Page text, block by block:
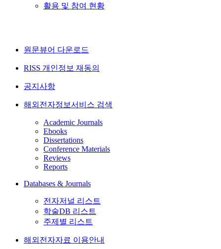
활용 및 참여 현황
원문뷰어 다운로드
RISS 개인정보 재동의
공지사항
해외전자정보서비스 검색
Academic Journals
Ebooks
Dissertations
Conference Materials
Reviews
Reports
Databases & Journals
전자저널 리스트
학술DB 리스트
주제별 리스트
해외전자자료 이용안내